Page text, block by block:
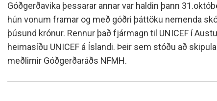
Góðgerðavika þessarar annar var haldin þann
hún vonum framar og með góðri þáttöku nemenda
þúsund krónur. Rennur það fjármagn til UNICEF í
heimasíðu UNICEF á Íslandi. Þeir sem stóðu að
meðlimir Góðgerðaráðs NFMH.